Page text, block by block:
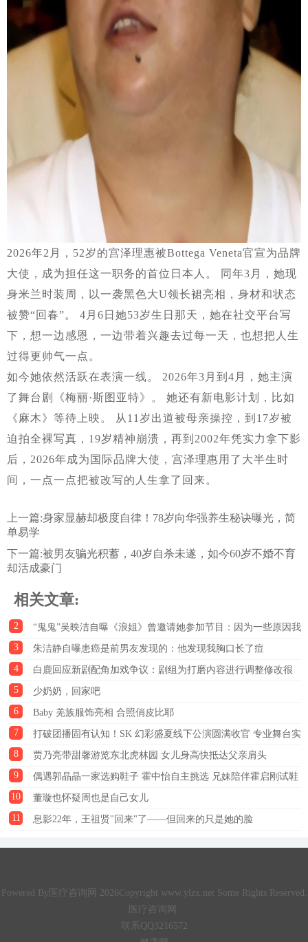
2026年2月，52岁的宫泽理惠被Bottega Veneta官宣为品牌
大使，成为担任这一职务的首位日本人。 同年3月，她现
身米兰时装周，以一袭黑色大U领长裙亮相，身材和状态
被赞“回春”。 4月6日她53岁生日那天，她在社交平台写
下，想一边感恩，一边带着兴趣去过每一天，也想把人生
过得更帅气一点。
如今她依然活跃在表演一线。 2026年3月到4月，她主演
了舞台剧《梅丽·斯图亚特》。 她还有新电影计划，比如
《麻木》等待上映。 从11岁出道被母亲操控，到17岁被
迫拍全裸写真，19岁精神崩溃，再到2002年凭实力拿下影
后，2026年成为国际品牌大使，宫泽理惠用了大半生时
间，一点一点把被改写的人生拿了回来。
上一篇:身家显赫却极度自律！78岁向华强养生秘诀曝光，简
单易学
下一篇:被男友骗光积蓄，40岁自杀未遂，如今60岁不婚不育
却活成豪门
相关文章:
2
“鬼鬼”吴映洁自曝《浪姐》曾邀请她参加节目：因为一些原因我
去不了
3
朱洁静自曝患癌是前男友发现的：他发现我胸口长了痘
4
白鹿回应新剧配角加戏争议：剧组为打磨内容进行调整修改很
正常
5
少奶奶，回家吧
6
Baby 羌族服饰亮相 合照俏皮比耶
7
打破团播固有认知！SK 幻彩盛夏线下公演圆满收官 专业舞台实
力收获全网好评
8
贾乃亮带甜馨游览东北虎林园 女儿身高快抵达父亲肩头
9
偶遇郭晶晶一家选购鞋子 霍中怡自主挑选 兄妹陪伴霍启刚试鞋
10
董璇也怀疑周也是自己女儿
11
息影22年，王祖贤"回来"了——但回来的只是她的脸
Powered By医疗咨询网 2026Copyright www.ylzx.net Some Rights Reserved.
医疗咨询网.
联系QQ3216572